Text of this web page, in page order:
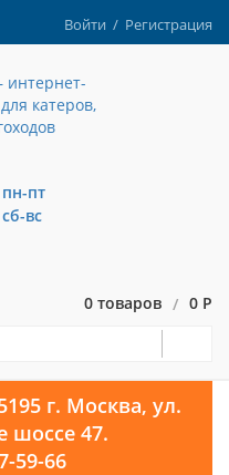
Войти / Регистрация
пт
вс
0 товаров / 0 Р
г. Москва, ул.
шоссе 47.
59-66